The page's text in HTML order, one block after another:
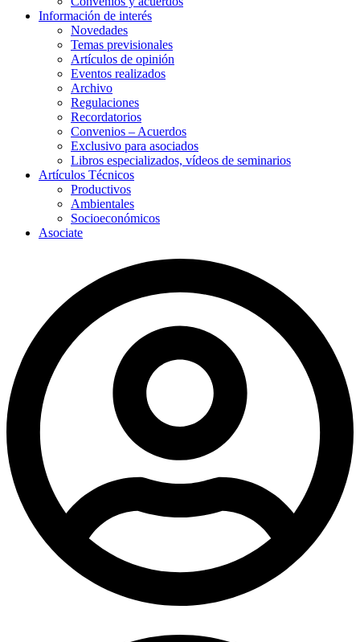
Información de interés
Novedades
Temas previsionales
Artículos de opinión
Eventos realizados
Archivo
Regulaciones
Recordatorios
Convenios – Acuerdos
Exclusivo para asociados
Libros especializados, vídeos de seminarios
Artículos Técnicos
Productivos
Ambientales
Socioeconómicos
Asociate